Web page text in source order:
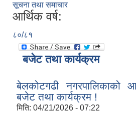
सूचना तथा समाचार
आर्थिक वर्ष:
८०/८१
बजेट तथा कार्यक्रम
बेलकोटगढी
बजेट तथा कार्यक्रम !
मिति: 04/21/2026 - 07:22